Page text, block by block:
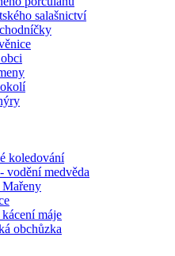
salašnictví
koledování
vodění medvěda
Mařeny
máje
obchůzka